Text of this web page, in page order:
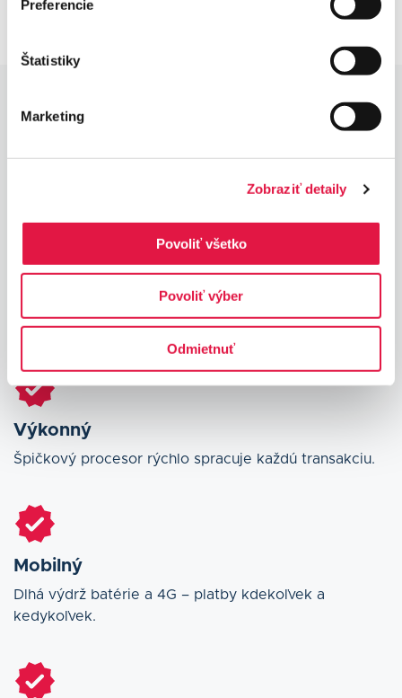
Preferencie
Štatistiky
Marketing
Zobraziť detaily
Povoliť všetko
Povoliť výber
Odmietnuť
Výhody terminálu Ingenico
DX8000
Výkonný
Špičkový procesor rýchlo spracuje každú transakciu.
Mobilný
Dlhá výdrž batérie a 4G – platby kdekoľvek a
kedykoľvek.